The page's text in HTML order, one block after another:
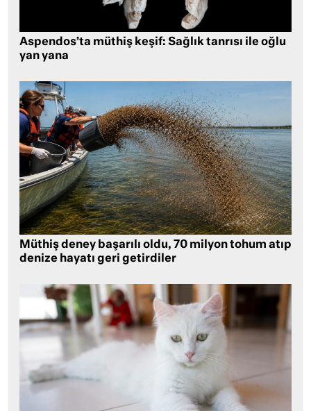
Aspendos’ta müthiş keşif: Sağlık tanrısı ile oğlu
yan yana
Müthiş deney başarılı oldu, 70 milyon tohum atıp
denize hayatı geri getirdiler